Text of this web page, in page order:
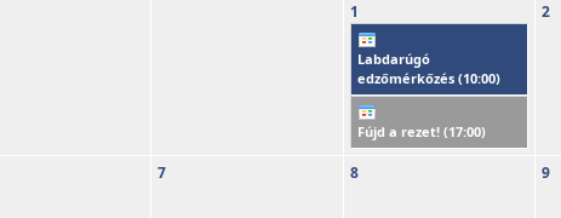
1
Labdarúgó
edzőmérkőzés (10:00)
Fújd a rezet! (17:00)
2
7 8 9